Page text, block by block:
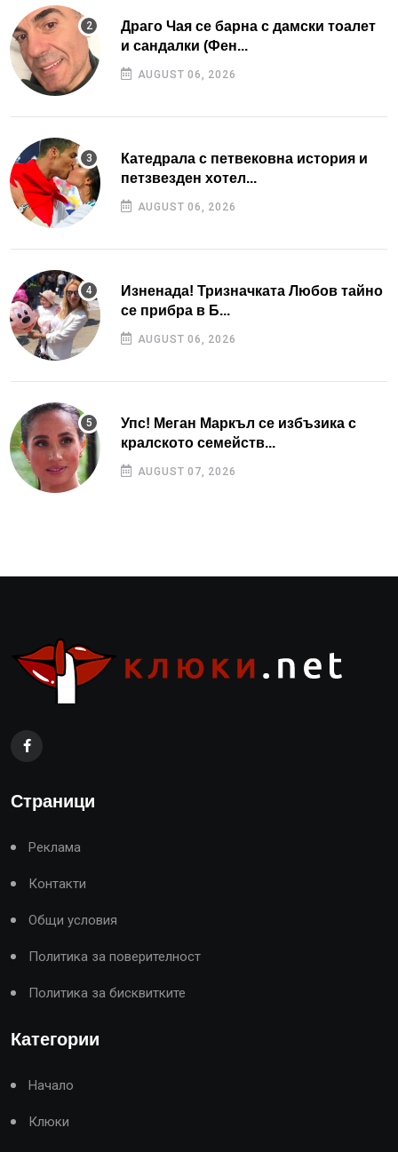
Драго Чая се барна с дамски тоалет
и сандалки (Фен...
AUGUST 06, 2026
Катедрала с петвековна история и
петзвезден хотел...
AUGUST 06, 2026
Изненада! Тризначката Любов тайно
се прибра в Б...
AUGUST 06, 2026
Упс! Меган Маркъл се избъзика с
кралското семейств...
AUGUST 07, 2026
Страници
Реклама
Контакти
Общи условия
Политика за поверителност
Политика за бисквитките
Категории
Начало
Клюки